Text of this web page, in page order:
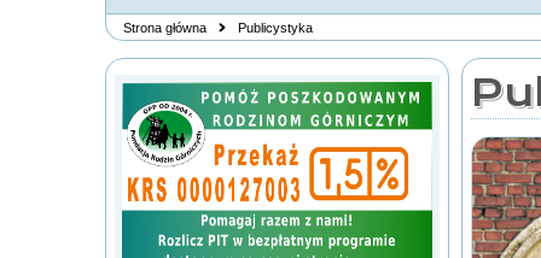
Strona główna Publicystyka